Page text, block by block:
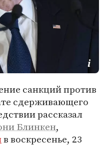
санкций против
сдерживающего
рассказал
Блинкен,
в воскресенье, 23